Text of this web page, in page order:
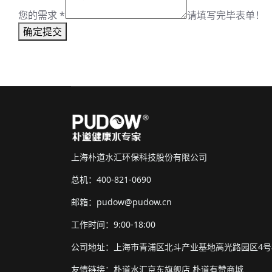
您的需求*
请填写完毕表单！
确定提交
上海朴道水汇环保科技股份有限公司
总机：400-821-0690
邮箱：pudow@pudow.cn
工作时间：9:00-18:00
公司地址：上海市青浦区北斗产业基地高光路园区4
友情链接： 朴道水汇京东旗舰店 朴道有赞商城